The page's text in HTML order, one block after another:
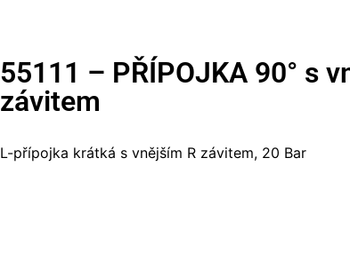
55111 – PŘÍPOJKA 90° s
závitem
L-přípojka krátká s vnějším R závitem, 20 Bar